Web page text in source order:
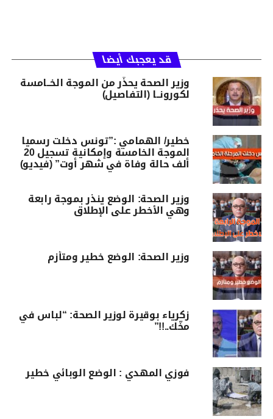
قد يعجبك أيضا
وزير الصحة يحذّر من الموجة الخــامسة
لكورونــا (التفاصيل)
خطير/ الهمامي :”تونس دخلت رسميا
الموجة الخامسة وإمكانية تسجيل 20
ألف حالة وفاة في شهر أوت” (فيديو)
وزير الصحة: الوضع ينذر بموجة رابعة
وهي الأخطر على الإطلاق
وزير الصحة: الوضع خطير ومتأزم
زكرياء بوقيرة لوزير الصحة: “لباس في
مخّك..!!”
فوزي المهدي : الوضع الوبائي خطير